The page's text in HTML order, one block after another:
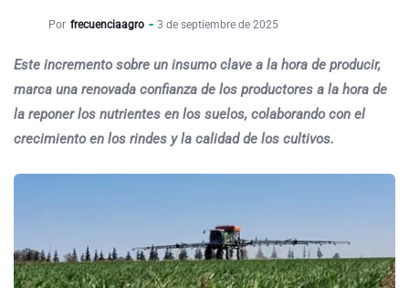
Por frecuenciaagro 3 de septiembre de 2025
Este incremento sobre un insumo clave a la hora de producir,
marca una renovada confianza de los productores a la hora de
la reponer los nutrientes en los suelos, colaborando con el
crecimiento en los rindes y la calidad de los cultivos.